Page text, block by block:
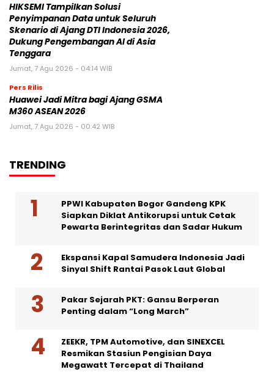
HIKSEMI Tampilkan Solusi
Penyimpanan Data untuk Seluruh
Skenario di Ajang DTI Indonesia 2026,
Dukung Pengembangan AI di Asia
Tenggara
Jumat, 7 Agu 2026 - 04:14 WIB
Pers Rilis
Huawei Jadi Mitra bagi Ajang GSMA
M360 ASEAN 2026
Jumat, 7 Agu 2026 - 00:42 WIB
TRENDING
PPWI Kabupaten Bogor Gandeng KPK
Siapkan Diklat Antikorupsi untuk Cetak
Pewarta Berintegritas dan Sadar Hukum
Ekspansi Kapal Samudera Indonesia Jadi
Sinyal Shift Rantai Pasok Laut Global
Pakar Sejarah PKT: Gansu Berperan
Penting dalam “Long March”
ZEEKR, TPM Automotive, dan SINEXCEL
Resmikan Stasiun Pengisian Daya
Megawatt Tercepat di Thailand